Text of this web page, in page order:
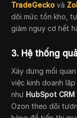
TradeGeckovà
dõi mức tồn kho,
giảm nguy cơ hết
3. Hệ thống
Xây dựng mối
việc kinh doanh
như HubSpot CRM
Ozon theo dõi